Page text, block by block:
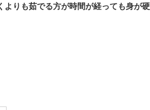
よりも茹でる方が時間が経っても身が硬